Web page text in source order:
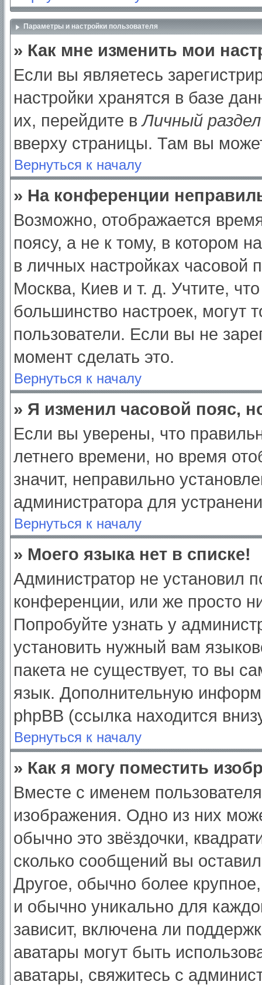
Параметры и настройки пользователя
» Как мне изменить мои
Если вы являетесь
настройки хранятся в базе
их, перейдите вЛичный раздел
вверху страницы. Там вы
Вернуться к началу
» На конференции
Возможно, отображается
поясу, а не к тому, в котором
в личных настройках часовой
Москва, Киев и т. д. Учтите,
большинство настроек, могут
пользователи. Если вы не
момент сделать это.
Вернуться к началу
» Я изменил часовой пояс,
Если вы уверены, что
летнего времени, но время
значит, неправильно
администратора для
Вернуться к началу
» Моего языка нет в списке!
Администратор не установил
конференции, или же просто
Попробуйте узнать у
установить нужный вам
пакета не существует, то вы
язык. Дополнительную
phpBB (ссылка находится
Вернуться к началу
» Как я могу поместить
Вместе с именем
изображения. Одно из них
обычно это звёздочки,
сколько сообщений вы
Другое, обычно более
и обычно уникально для
зависит, включена ли
аватары могут быть
аватары, свяжитесь с